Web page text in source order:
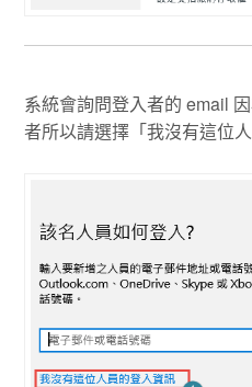
系統會詢問登入者的 email
者所以請選擇「我沒有這位人